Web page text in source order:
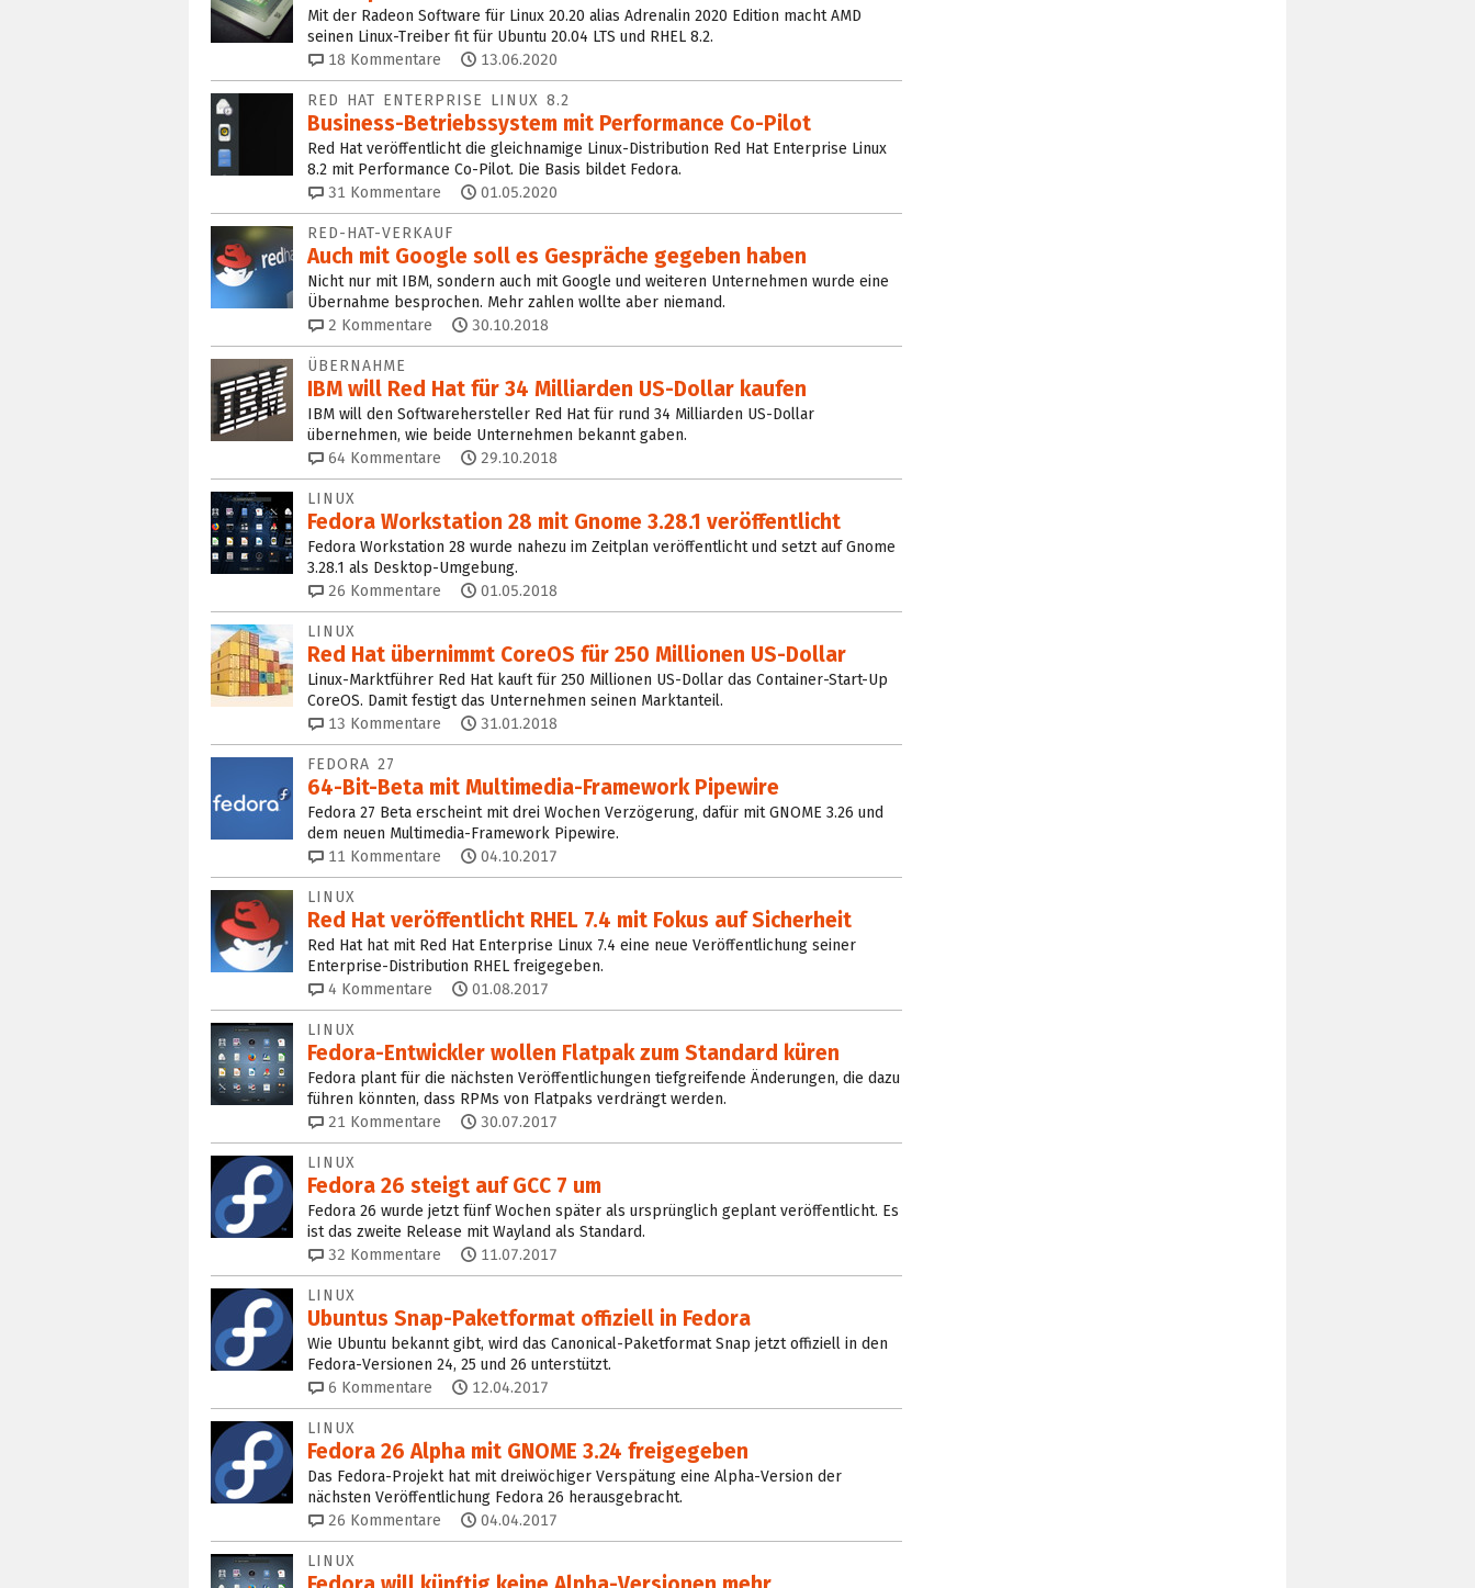
Mit der Radeon Software für Linux 20.20 alias Adrenalin 2020 Edition macht AMD
seinen Linux-Treiber fit für Ubuntu 20.04 LTS und RHEL 8.2.
18 Kommentare 13.06.2020
RED HAT ENTERPRISE LINUX 8.2
Business-Betriebssystem mit Performance Co-Pilot
Red Hat veröffentlicht die gleichnamige Linux-Distribution Red Hat Enterprise Linux
8.2 mit Performance Co-Pilot. Die Basis bildet Fedora.
31 Kommentare 01.05.2020
RED-HAT-VERKAUF
Auch mit Google soll es Gespräche gegeben haben
Nicht nur mit IBM, sondern auch mit Google und weiteren Unternehmen wurde eine
Übernahme besprochen. Mehr zahlen wollte aber niemand.
2 Kommentare 30.10.2018
ÜBERNAHME
IBM will Red Hat für 34 Milliarden US-Dollar kaufen
IBM will den Softwarehersteller Red Hat für rund 34 Milliarden US-Dollar
übernehmen, wie beide Unternehmen bekannt gaben.
64 Kommentare 29.10.2018
LINUX
Fedora Workstation 28 mit Gnome 3.28.1 veröffentlicht
Fedora Workstation 28 wurde nahezu im Zeitplan veröffentlicht und setzt auf Gnome
3.28.1 als Desktop-Umgebung.
26 Kommentare 01.05.2018
LINUX
Red Hat übernimmt CoreOS für 250 Millionen US-Dollar
Linux-Marktführer Red Hat kauft für 250 Millionen US-Dollar das Container-Start-Up
CoreOS. Damit festigt das Unternehmen seinen Marktanteil.
13 Kommentare 31.01.2018
FEDORA 27
64-Bit-Beta mit Multimedia-Framework Pipewire
Fedora 27 Beta erscheint mit drei Wochen Verzögerung, dafür mit GNOME 3.26 und
dem neuen Multimedia-Framework Pipewire.
11 Kommentare 04.10.2017
LINUX
Red Hat veröffentlicht RHEL 7.4 mit Fokus auf Sicherheit
Red Hat hat mit Red Hat Enterprise Linux 7.4 eine neue Veröffentlichung seiner
Enterprise-Distribution RHEL freigegeben.
4 Kommentare 01.08.2017
LINUX
Fedora-Entwickler wollen Flatpak zum Standard küren
Fedora plant für die nächsten Veröffentlichungen tiefgreifende Änderungen, die dazu
führen könnten, dass RPMs von Flatpaks verdrängt werden.
21 Kommentare 30.07.2017
LINUX
Fedora 26 steigt auf GCC 7 um
Fedora 26 wurde jetzt fünf Wochen später als ursprünglich geplant veröffentlicht. Es
ist das zweite Release mit Wayland als Standard.
32 Kommentare 11.07.2017
LINUX
Ubuntus Snap-Paketformat offiziell in Fedora
Wie Ubuntu bekannt gibt, wird das Canonical-Paketformat Snap jetzt offiziell in den
Fedora-Versionen 24, 25 und 26 unterstützt.
6 Kommentare 12.04.2017
LINUX
Fedora 26 Alpha mit GNOME 3.24 freigegeben
Das Fedora-Projekt hat mit dreiwöchiger Verspätung eine Alpha-Version der
nächsten Veröffentlichung Fedora 26 herausgebracht.
26 Kommentare 04.04.2017
LINUX